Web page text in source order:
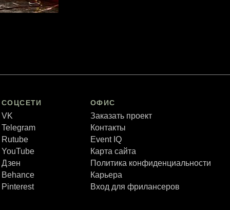
СОЦСЕТИ
VK
Telegram
Rutube
YouTube
Дзен
Behance
Pinterest
ОФИС
Заказать проект
Контакты
Event IQ
Карта сайта
Политика конфиденциальности
Карьера
Вход для фрилансеров